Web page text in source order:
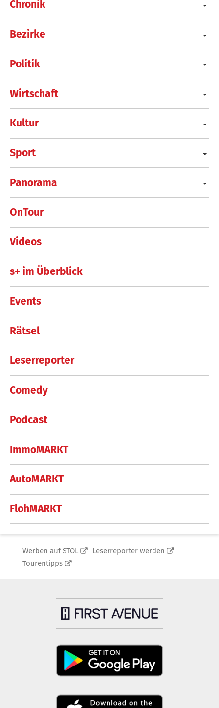
Chronik
Bezirke
Politik
Wirtschaft
Kultur
Sport
Panorama
OnTour
Videos
s+ im Überblick
Events
Rätsel
Leserreporter
Comedy
Podcast
ImmoMARKT
AutoMARKT
FlohMARKT
Werben auf STOL
Leserreporter werden
Tourentipps